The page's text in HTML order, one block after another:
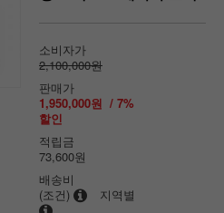
소비자가
2,100,000원
판매가
1,950,000원 / 7%
할인
적립금
73,600원
배송비
(조건)
지역별